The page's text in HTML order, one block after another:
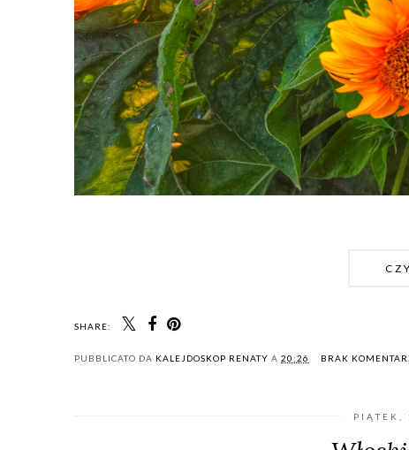
SHARE:
PUBBLICATO DA KALEJDOSKOP RENATY A 20:26 BRAK
PIĄTEK,